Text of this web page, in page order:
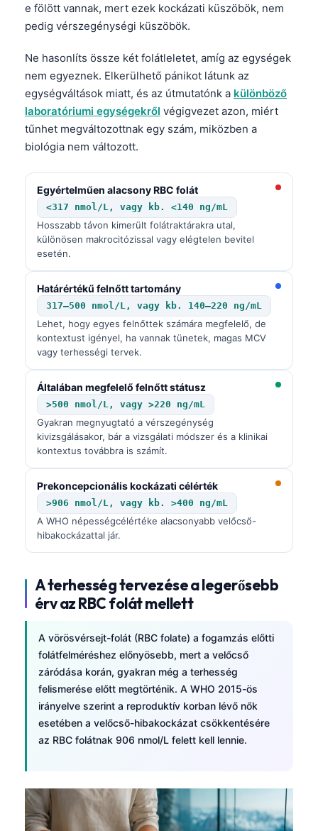
e fölött vannak, mert ezek kockázati küszöbök, nem
pedig vérszegénységi küszöbök.
Ne hasonlíts össze két folátleletet, amíg az egységek
nem egyeznek. Elkerülhető pánikot látunk az
egységváltások miatt, és az útmutatónk a különböző
laboratóriumi egységekről végigvezet azon, miért
tűnhet megváltozottnak egy szám, miközben a
biológia nem változott.
Egyértelműen alacsony RBC folát
<317 nmol/L, vagy kb. <140 ng/mL
Hosszabb távon kimerült folátraktárakra utal,
különösen makrocitózissal vagy elégtelen bevitel
esetén.
Határértékű felnőtt tartomány
317–500 nmol/L, vagy kb. 140–220 ng/mL
Lehet, hogy egyes felnőttek számára megfelelő, de
kontextust igényel, ha vannak tünetek, magas MCV
vagy terhességi tervek.
Általában megfelelő felnőtt státusz
>500 nmol/L, vagy >220 ng/mL
Gyakran megnyugtató a vérszegénység
kivizsgálásakor, bár a vizsgálati módszer és a klinikai
kontextus továbbra is számít.
Prekoncepcionális kockázati célérték
>906 nmol/L, vagy kb. >400 ng/mL
A WHO népességcélértéke alacsonyabb velőcső-
hibakockázattal jár.
A terhesség tervezése a legerősebb
érv az RBC folát mellett
A vörösvérsejt-folát (RBC folate) a fogamzás előtti
folátfelméréshez előnyösebb, mert a velőcső
záródása korán, gyakran még a terhesség
felismerése előtt megtörténik. A WHO 2015-ös
irányelve szerint a reproduktív korban lévő nők
esetében a velőcső-hibakockázat csökkentésére
az RBC folátnak 906 nmol/L felett kell lennie.